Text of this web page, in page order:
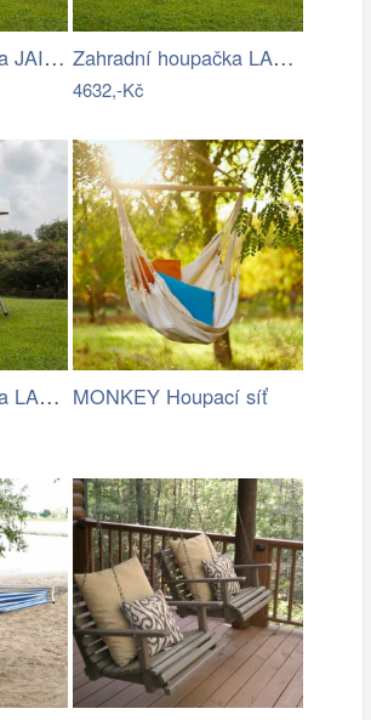
Zahradní houpačka JAIRA Tempo Kondela Zahradní houpačka LAMIA Tempo Kondela
4632,-Kč
Zahradní houpačka LAMIA Tempo Kondela MONKEY Houpací síť